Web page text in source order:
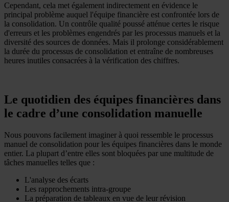
Cependant, cela met également indirectement en évidence le
principal problème auquel l'équipe financière est confrontée lors de
la consolidation. Un contrôle qualité poussé atténue certes le risque
d'erreurs et les problèmes engendrés par les processus manuels et la
diversité des sources de données. Mais il prolonge considérablement
la durée du processus de consolidation et entraîne de nombreuses
heures inutiles consacrées à la vérification des chiffres.
Le quotidien des équipes financières dans
le cadre d’une consolidation manuelle
Nous pouvons facilement imaginer à quoi ressemble le processus
manuel de consolidation pour les équipes financières dans le monde
entier. La plupart d’entre elles sont bloquées par une multitude de
tâches manuelles telles que :
L'analyse des écarts
Les rapprochements intra-groupe
La préparation de tableaux en vue de leur révision